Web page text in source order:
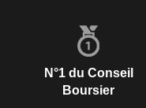
N°1 du Conseil
Boursier